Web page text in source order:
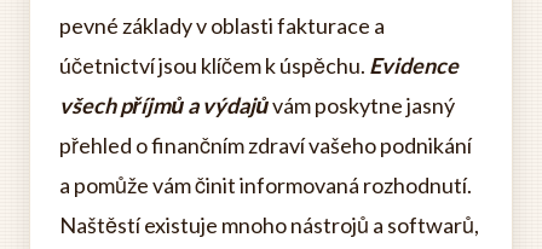
pevné základy v oblasti fakturace a
účetnictví jsou klíčem k úspěchu. Evidence
všech příjmů a výdajůvám poskytne jasný
přehled o finančním zdraví vašeho podnikání
a pomůže vám činit informovaná rozhodnutí.
Naštěstí existuje mnoho nástrojů a softwarů,